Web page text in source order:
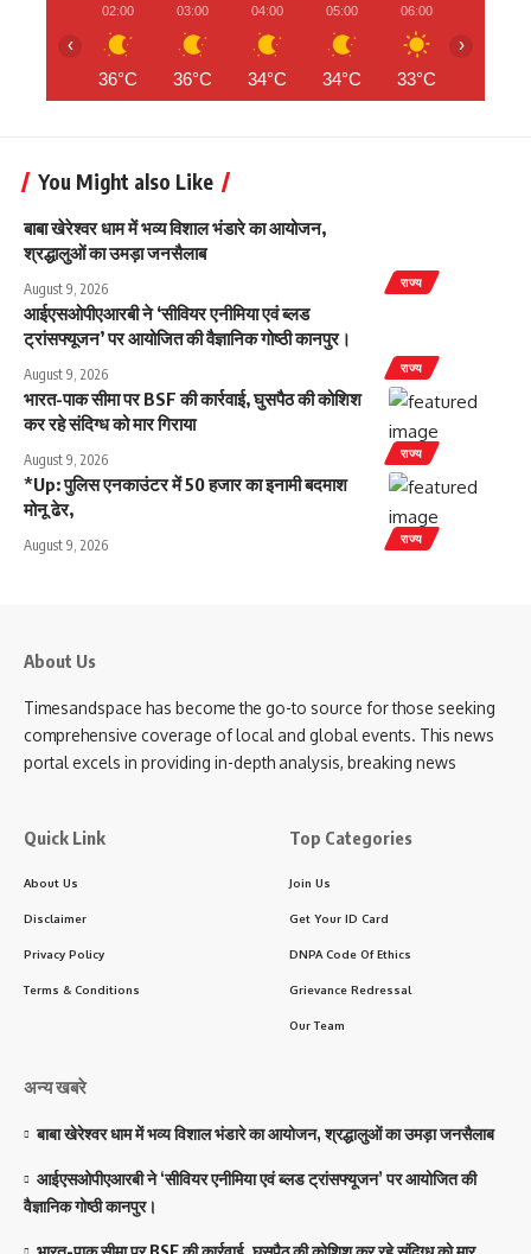
02:00
36°C
03:00
36°C
04:00
34°C
05:00
34°C
06:00
33°C
‹ ›
You Might also Like
राज्य
बाबा खेरेश्वर धाम में भव्य विशाल भंडारे का आयोजन,
श्रद्धालुओं का उमड़ा जनसैलाब
August 9, 2026
राज्य
आईएसओपीएआरबी ने ‘सीवियर एनीमिया एवं ब्लड
ट्रांसफ्यूजन’ पर आयोजित की वैज्ञानिक गोष्ठी कानपुर।
August 9, 2026
राज्य
भारत-पाक सीमा पर BSF की कार्रवाई, घुसपैठ की कोशिश
कर रहे संदिग्ध को मार गिराया
August 9, 2026
राज्य
*Up: पुलिस एनकाउंटर में 50 हजार का इनामी बदमाश
मोनू ढेर,
August 9, 2026
About Us
Timesandspace has become the go-to source for those seeking
comprehensive coverage of local and global events. This news
portal excels in providing in-depth analysis, breaking news
Quick Link
About Us
Disclaimer
Privacy Policy
Terms & Conditions
Top Categories
Join Us
Get Your ID Card
DNPA Code Of Ethics
Grievance Redressal
Our Team
अन्य खबरे
बाबा खेरेश्वर धाम में भव्य विशाल भंडारे का आयोजन, श्रद्धालुओं का उमड़ा जनसैलाब
आईएसओपीएआरबी ने ‘सीवियर एनीमिया एवं ब्लड ट्रांसफ्यूजन’ पर आयोजित की
वैज्ञानिक गोष्ठी कानपुर।